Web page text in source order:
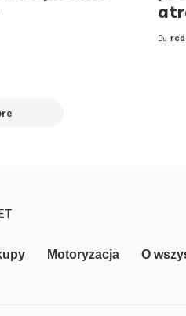
By
Motoryzacja O